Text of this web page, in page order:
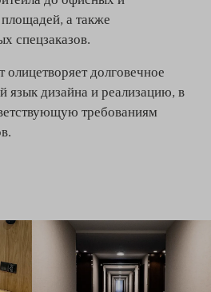
а также
спецзаказов.
долговечное
язык дизайна и реализацию, в
требованиям